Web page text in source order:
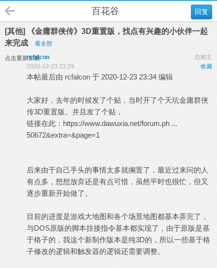
回复
百花谷
[其他] 《金庸群侠传》3D重置版，找点有兴趣的小伙伴一起
来完成
看全部
点击重新加载 总舵主
rcfalcon
收藏
2020-12-23 23:29
本帖最后由 rcfalcon 于 2020-12-23 23:34 编辑
大家好，去年的时候发了个贴，当时开了个天坑金庸群侠
传3D重置版。并且发了个贴，
链接在此： https://www.dawuxia.net/forum.ph ...
50672&extra=&page=1
后来由于自己手头的事情太多就搁置了，最近过来问的人
有点多，想想放弃还是有点可惜，虽然平时也很忙，但又
逐步重新开始做了。
目前的进度是游戏大地图和各个场景地图都基本弄完了，
与DOS原版的脚本挂接指令基本都实现了，由于原版是基
于格子的，我这个新制作版本是纯3D的，所以一些基于格
子修改的逻辑和触发器的逻辑还需要调整。